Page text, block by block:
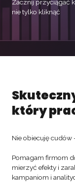
Zacznij przyciągać
nie tylko kliknąć
który
Nie obiecuję cudów
Pomagam firmom
mierzyć efekty i
kampaniom i